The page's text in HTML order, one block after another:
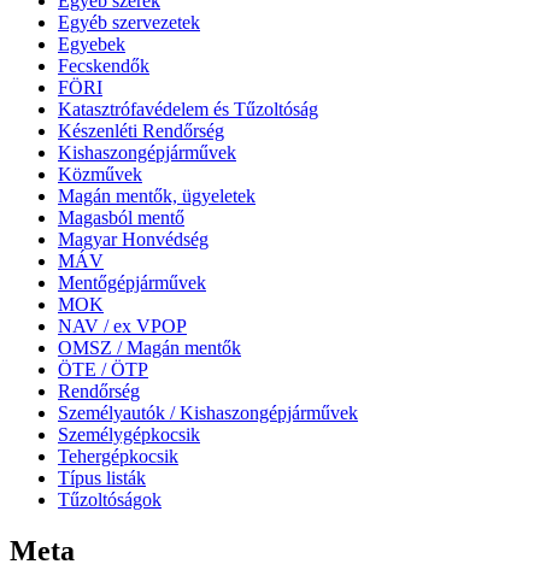
Egyéb szervezetek
Egyebek
Fecskendők
FÖRI
Katasztrófavédelem és Tűzoltóság
Készenléti Rendőrség
Kishaszongépjárművek
Közművek
Magán mentők, ügyeletek
Magasból mentő
Magyar Honvédség
MÁV
Mentőgépjárművek
MOK
NAV / ex VPOP
OMSZ / Magán mentők
ÖTE / ÖTP
Rendőrség
Személyautók / Kishaszongépjárművek
Személygépkocsik
Tehergépkocsik
Típus listák
Tűzoltóságok
Meta